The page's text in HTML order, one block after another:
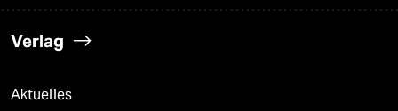
Verlag
Aktuelles